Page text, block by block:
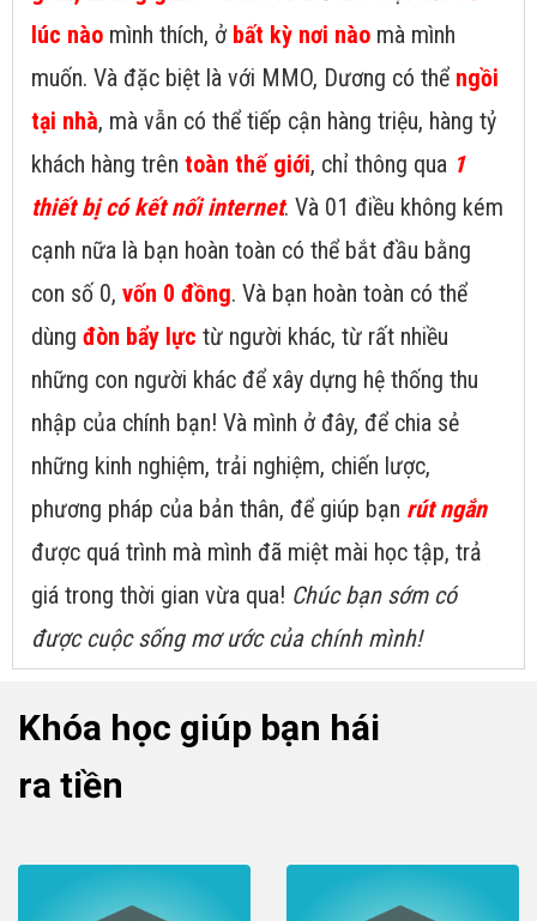
lúc nào mình thích, ở bất kỳ nơi nào mà mình
muốn. Và đặc biệt là với MMO, Dương có thể ngồi
tại nhà, mà vẫn có thể tiếp cận hàng triệu, hàng tỷ
khách hàng trên toàn thế giới, chỉ thông qua 1
thiết bị có kết nối internet. Và 01 điều không kém
cạnh nữa là bạn hoàn toàn có thể bắt đầu bằng
con số 0, vốn 0 đồng. Và bạn hoàn toàn có thể
dùng đòn bẩy lực từ người khác, từ rất nhiều
những con người khác để xây dựng hệ thống thu
nhập của chính bạn! Và mình ở đây, để chia sẻ
những kinh nghiệm, trải nghiệm, chiến lược,
phương pháp của bản thân, để giúp bạn rút ngắn
được quá trình mà mình đã miệt mài học tập, trả
giá trong thời gian vừa qua! Chúc bạn sớm có
được cuộc sống mơ ước của chính mình!
Khóa học giúp bạn hái
ra tiền